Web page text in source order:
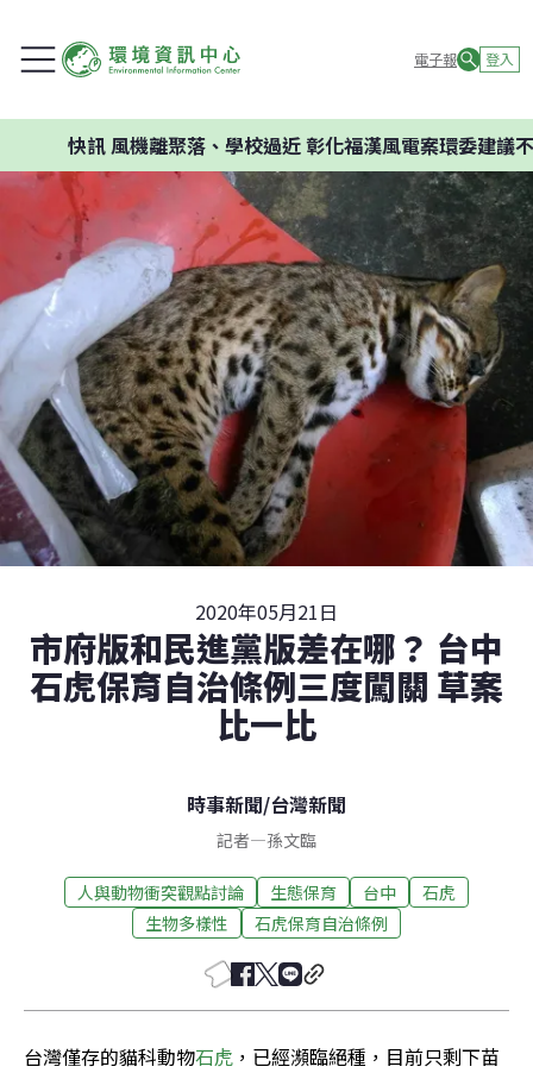
電子報 登入
風機離聚落、學校過近 彰化福漢風電案環委建議不應開發
2020年05月21日
市府版和民進黨版差在哪？ 台中
石虎保育自治條例三度闖關 草案
比一比
時事新聞/台灣新聞
記者—孫文臨
人與動物衝突觀點討論 生態保育 台中
石虎
生物多樣性
石虎保育自治條例
台灣僅存的貓科動物石虎 ，已經瀕臨絕種，目前只剩下苗